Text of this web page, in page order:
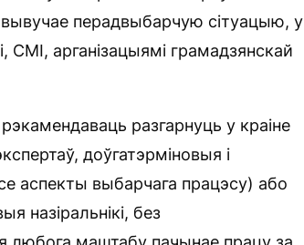
вывучае перадвыбарчую сітуацыю, у
арганізацыямі грамадзянскай
разгарнуць у краіне
доўгатэрміновыя і
аспекты выбарчага працэсу) або
назіральнікі, без